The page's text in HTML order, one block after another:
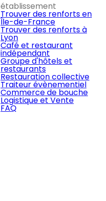
établissement
Trouver des renforts en
Île-de-France
Trouver des renforts à
Lyon
Café et restaurant
indépendant
Groupe d'hôtels et
restaurants
Restauration collective
Traiteur évènementiel
Commerce de bouche
Logistique et Vente
FAQ